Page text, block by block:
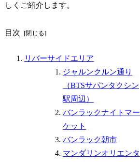
しくご紹介します。
目次
リバーサイドエリア
ジャルンクルン通り
（BTSサパンタクシン
駅周辺）
バンラックナイトマー
ケット
バンラック朝市
マンダリンオリエンタ